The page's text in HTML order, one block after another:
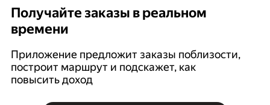
Получайте заказы в реальном
времени
Приложение предложит заказы поблизости,
построит маршрут и подскажет, как
повысить доход